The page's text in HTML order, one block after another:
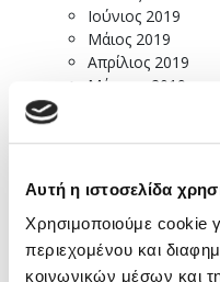
Αυτή η ιστοσελίδα
Χρησιμοποιούμε cookie
περιεχομένου και
κοινωνικών μέσων και
Ιούνιος 2019
Μάιος 2019
Απρίλιος 2019
Μάρτιος 2019
Νοέμβριος 2018
Οκτώβριος 2018
Σεπτέμβριος 2018
Αύγουστος 2018
Ιούλιος 2018